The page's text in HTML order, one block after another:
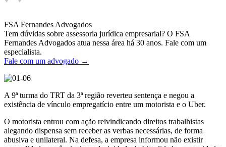
FSA Fernandes Advogados
Tem dúvidas sobre assessoria jurídica empresarial? O FSA
Fernandes Advogados atua nessa área há 30 anos. Fale com um
especialista.
Fale com um advogado →
A 9ª turma do TRT da 3ª região reverteu sentença e negou a
existência de vínculo empregatício entre um motorista e o Uber.
O motorista entrou com ação reivindicando direitos trabalhistas
alegando dispensa sem receber as verbas necessárias, de forma
abusiva e unilateral. Na defesa, a empresa informou não existir